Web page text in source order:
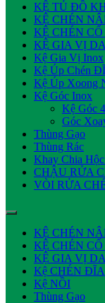
KỆ TỦ ĐỒ
KỆ CHÉN
KỆ CHÉN
KỆ GIA VỊ
Kệ Gia Vị Inox
Kệ Úp Chén
Kệ Úp Xoong
Kệ Góc Inox
Kệ Góc
Góc
Thùng Gạo
Thùng Rác
Khay Chia
CHẬU RỬA
VÒI RỬA
KỆ CHÉN
KỆ CHÉN
KỆ GIA VỊ
Kệ CHÉN ĐĨA
Kệ NỒI
Thùng Gạo